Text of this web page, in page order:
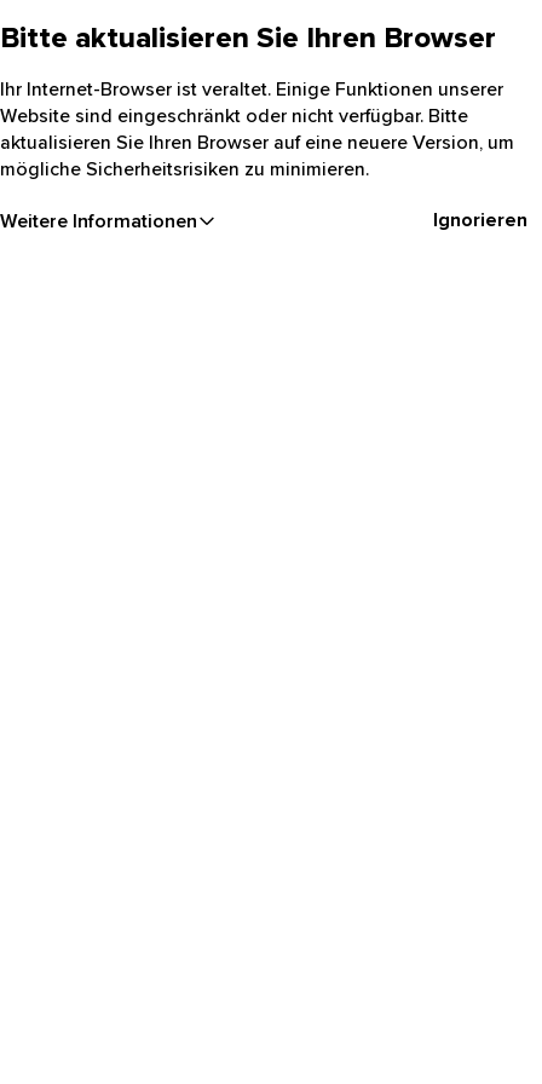
Bitte aktualisieren Sie Ihren Browser
Ihr Internet-Browser ist veraltet. Einige Funktionen unserer
Website sind eingeschränkt oder nicht verfügbar. Bitte
aktualisieren Sie Ihren Browser auf eine neuere Version, um
mögliche Sicherheitsrisiken zu minimieren.
Weitere Informationen Ignorieren